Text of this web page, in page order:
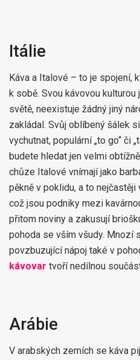
Itálie
Káva a Italové – to je spojení,
k sobě. Svou kávovou
světě, neexistuje žádný jiný
zakládal. Svůj oblíbený šálek
vychutnat, populární „to go“ či
budete hledat jen velmi
chůze Italové vnímají jako
pěkně v poklidu, a to
což jsou podniky mezi
přitom noviny a zakusují
pohoda se vším všudy. Mnozí
povzbuzující nápoj také v
kávovar tvoří nedílnou
Arábie
V arabských zemích se káva